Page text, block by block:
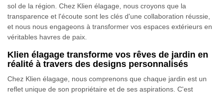
sol de la région. Chez Klien élagage, nous croyons que la
transparence et l'écoute sont les clés d'une collaboration réussie,
et nous nous engageons à transformer vos espaces extérieurs en
véritables havres de paix.
Klien élagage transforme vos rêves de jardin en
réalité à travers des designs personnalisés
Chez Klien élagage, nous comprenons que chaque jardin est un
reflet unique de son propriétaire et de ses aspirations. C'est